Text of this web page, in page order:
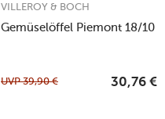
Gemüselöffel Piemont 18/10
VILLEROY & BOCH
UVP39,90 € 30,76 €